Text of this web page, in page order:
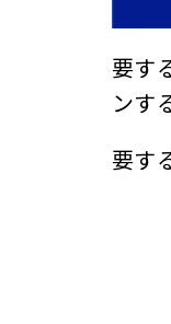
要す
ンす
要す